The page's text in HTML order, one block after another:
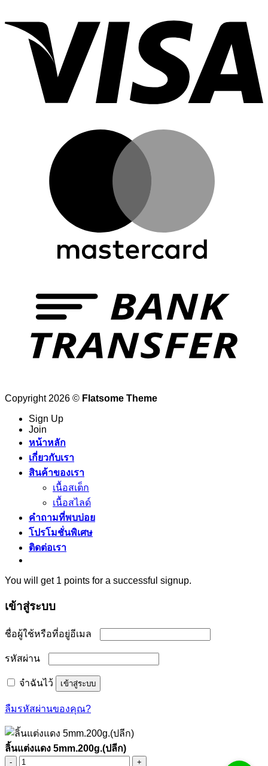
Copyright 2026 © Flatsome Theme
Sign Up
Join
หน้าหลัก
เกี่ยวกับเรา
สินค้าของเรา
เนื้อสเต็ก
เนื้อสไลด์
คำถามที่พบบ่อย
โปรโมชั่นพิเศษ
ติดต่อเรา
You will get 1 points for a successful signup.
เข้าสู่ระบบ
ชื่อผู้ใช้หรือที่อยู่อีเมล
รหัสผ่าน
จำฉันไว้ เข้าสู่ระบบ
ลืมรหัสผ่านของคุณ?
ลิ้นแต่งแดง 5mm.200g.(ปลีก)
จำนวน